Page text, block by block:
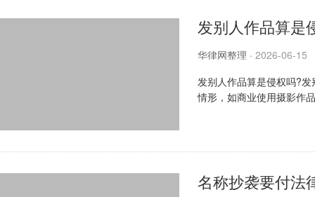
发别人作品算是
华律网整理 · 2026-06-15
发别人作品算是侵权吗?
情形，如商业使用摄影作
名称抄袭要付法